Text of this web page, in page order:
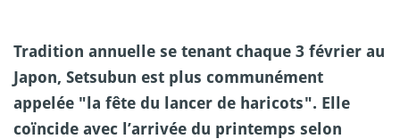
Tradition annuelle se tenant chaque 3 février au
Japon, Setsubun est plus communément
appelée "la fête du lancer de haricots". Elle
coïncide avec l’arrivée du printemps selon